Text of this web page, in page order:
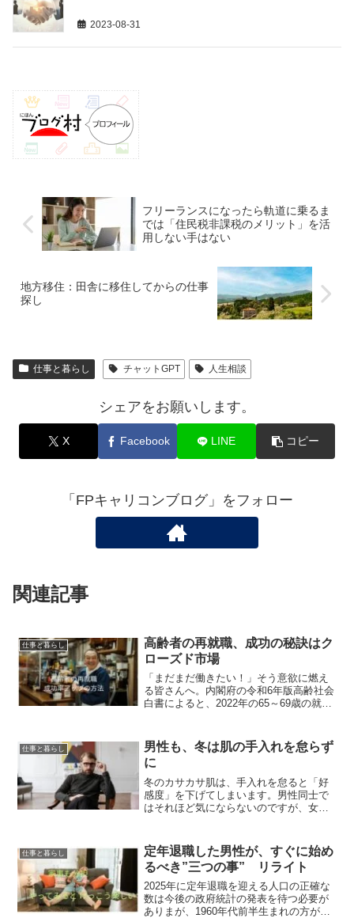
2023-08-31
フリーランスになったら軌道に乗るま
では「住民税非課税のメリット」を活
用しない手はない
地方移住：田舎に移住してからの仕事
探し
仕事と暮らし チャットGPT 人生相談
シェアをお願いします。
X Facebook LINE コピー
「FPキャリコンブログ」をフォロー
関連記事
仕事と暮らし
高齢者の再就職、成功の秘訣はク
ローズド市場
「まだまだ働きたい！」そう意欲に燃え
る皆さんへ。内閣府の令和6年版高齢社会
白書によると、2022年の65～69歳の就業
ているんです。経済的理由での就労、も
し...
仕事と暮らし
男性も、冬は肌の手入れを怠らず
に
冬のカサカサ肌は、手入れを怠ると「好
感度」を下げてしまいます。男性同士で
はそれほど気にならないのですが、女性
れをしていますが、シニア世代になると
無頓着は人が多いようです。...
仕事と暮らし
定年退職した男性が、すぐに始め
るべき”三つの事” リライト
2025年に定年退職を迎える人口の正確な
数は今後の政府統計の発表を待つ必要が
ありまが、1960年代前半生まれの方が中